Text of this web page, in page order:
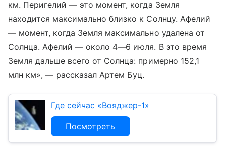
км. Перигелий — это момент, когда Земля
находится максимально близко к Солнцу. Афелий
— момент, когда Земля максимально удалена от
Солнца. Афелий — около 4—6 июля. В это время
Земля дальше всего от Солнца: примерно 152,1
млн км», — рассказал Артем Буц.
Где сейчас «Вояджер-1»
Посмотреть